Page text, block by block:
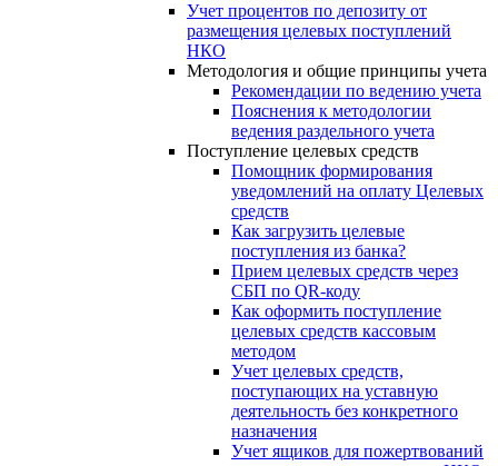
Учет процентов по депозиту от
размещения целевых поступлений
НКО
Методология и общие принципы учета
Рекомендации по ведению учета
Пояснения к методологии
ведения раздельного учета
Поступление целевых средств
Помощник формирования
уведомлений на оплату Целевых
средств
Как загрузить целевые
поступления из банка?
Прием целевых средств через
СБП по QR-коду
Как оформить поступление
целевых средств кассовым
методом
Учет целевых средств,
поступающих на уставную
деятельность без конкретного
назначения
Учет ящиков для пожертвований